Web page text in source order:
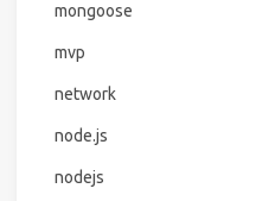
mongoose
mvp
network
node.js
nodejs